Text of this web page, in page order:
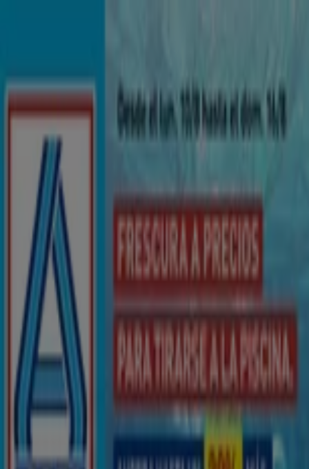
Las Chafiras - 28001
Destacados
y BricolajeRopa, Zapatos y Complementos
Electrónica
RecambiosPerfumerías y
Belleza Viajes Restauración DeporteSalud y
Ópticas Ocio Libros y PapeleríasBancos y SegurosBodas
Supermercados ALDI Las Chafiras -
Horarios, teléfonos y direcciones
Tiendeo en Las Chafiras
Ofertas de Hiper-Supermercados en Las Chafiras
ALDI en Las Chafiras »
Tiendas de ALDI en Las Chafiras